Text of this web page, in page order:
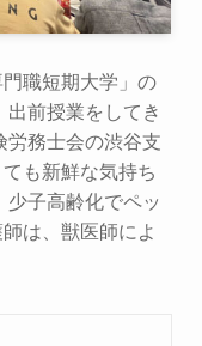
職短期大学」の
前授業をしてき
労務士会の渋谷支
も新鮮な気持ち
子高齢化でペッ
は、獣医師によ